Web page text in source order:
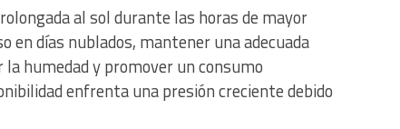
al sol durante las horas de mayor
en días nublados, mantener una adecuada
humedad y promover un consumo
enfrenta una presión creciente debido